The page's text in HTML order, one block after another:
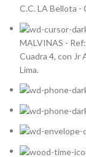
C.C. LA Bellota -
MALVINAS -
Cuadra 4, con Jr
Lima.